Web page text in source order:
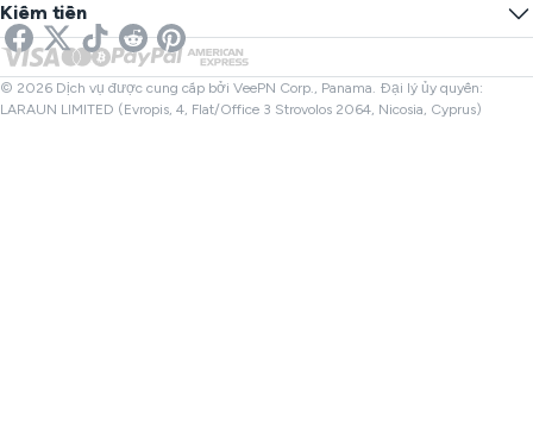
VPN cho Streaming
VPN Netflix
Kiểm tra Liên kết
Kiểm tra Tệp
VPN Anh
VPN Canada
VPN Thổ Nhĩ Kỳ
Kiếm tiền
Đối tác
© 2026 Dịch vụ được cung cấp bởi VeePN Corp., Panama. Đại lý ủy quyền:
LARAUN LIMITED (Evropis, 4, Flat/Office 3 Strovolos 2064, Nicosia, Cyprus)